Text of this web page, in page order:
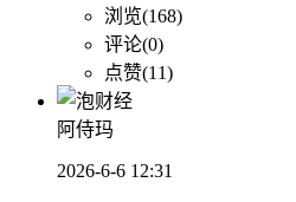
浏览(168)
评论(0)
点赞(11)
阿侍玛
2026-6-6 12:31